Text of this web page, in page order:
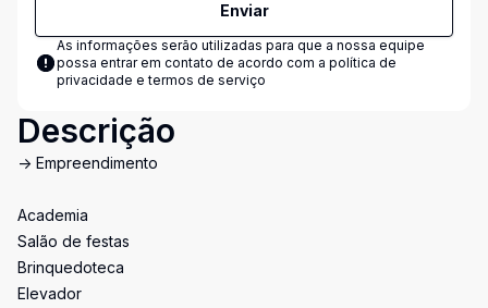
Enviar
As informações serão utilizadas para que a nossa equipe
possa entrar em contato de acordo com a política de
privacidade e termos de serviço
Descrição
-> Empreendimento
Academia
Salão de festas
Brinquedoteca
Elevador